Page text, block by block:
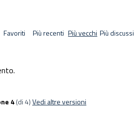
Favoriti Più recenti Più vecchi Più discussi
4(di 4) vedi altre versioni